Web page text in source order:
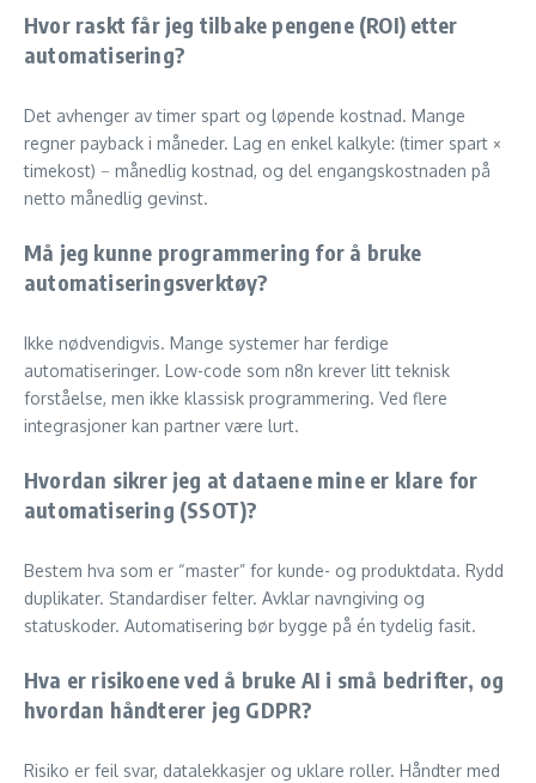
Hvor raskt får jeg tilbake pengene (ROI) etter
automatisering?
Det avhenger av timer spart og løpende kostnad. Mange
regner payback i måneder. Lag en enkel kalkyle: (timer spart ×
timekost) − månedlig kostnad, og del engangskostnaden på
netto månedlig gevinst.
Må jeg kunne programmering for å bruke
automatiseringsverktøy?
Ikke nødvendigvis. Mange systemer har ferdige
automatiseringer. Low-code som n8n krever litt teknisk
forståelse, men ikke klassisk programmering. Ved flere
integrasjoner kan partner være lurt.
Hvordan sikrer jeg at dataene mine er klare for
automatisering (SSOT)?
Bestem hva som er “master” for kunde- og produktdata. Rydd
duplikater. Standardiser felter. Avklar navngiving og
statuskoder. Automatisering bør bygge på én tydelig fasit.
Hva er risikoene ved å bruke AI i små bedrifter, og
hvordan håndterer jeg GDPR?
Risiko er feil svar, datalekkasjer og uklare roller. Håndter med